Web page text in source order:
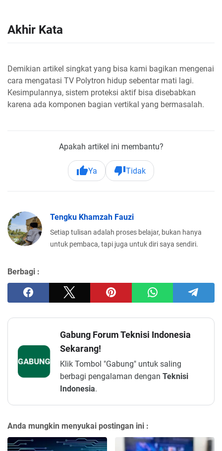
Akhir Kata
Demikian artikel singkat yang bisa kami bagikan mengenai
cara mengatasi TV Polytron hidup sebentar mati lagi.
Kesimpulannya, sistem proteksi aktif bisa disebabkan
karena ada komponen bagian vertikal yang bermasalah.
Apakah artikel ini membantu?
Ya Tidak
Tengku Khamzah Fauzi
Setiap tulisan adalah proses belajar, bukan hanya
untuk pembaca, tapi juga untuk diri saya sendiri.
Berbagi :
GABUNG
Gabung Forum Teknisi Indonesia
Sekarang!
Klik Tombol "Gabung" untuk saling
berbagi pengalaman dengan Teknisi
Indonesia.
Anda mungkin menyukai postingan ini :